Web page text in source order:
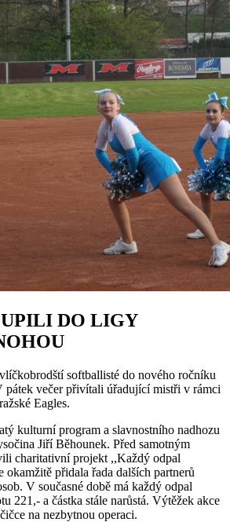
DO LIGY
softballisté do nového ročníku
pátek večer přivítali úřadující mistři v rámci
Eagles.
kulturní program a slavnostního nadhozu
Jiří Běhounek. Před samotným
charitativní projekt ,,Každý odpal
okamžitě přidala řada dalších partnerů
V současné době má každý odpal
221,- a částka stále narůstá. Výtěžek akce
na nezbytnou operaci.